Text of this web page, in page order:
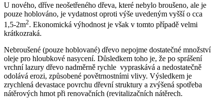
U nového, dříve neošetřeného dřeva, které nebylo broušeno, ale je
pouze hoblováno, je vydatnost oproti výše uvedeným vyšší o cca
1,5-2m2. Ekonomická výhodnost je však v tomto případě velmi
krátkozraká.
Nebroušené (pouze hoblované) dřevo nepojme dostatečné množství
oleje pro hloubkové nasycení. Důsledkem toho je, že po sprášení
vrchní lazury dřevo nadměrně rychle vypraskává a nedostatečně
odolává erozi, způsobené povětrnostními vlivy. Výsledkem je
zrychlená devastace povrchu dřevní struktury a zvýšená spotřeba
nátěrových hmot při renovačních (revitalizačních nátěrech.